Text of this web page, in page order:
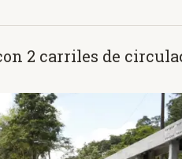
2 carriles de